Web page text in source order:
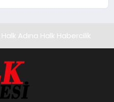
Adına Halk Habercilik